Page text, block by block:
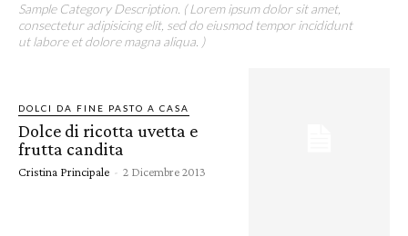
Sample Category Description. ( Lorem ipsum dolor sit amet,
consectetur adipisicing elit, sed do eiusmod tempor incididunt
ut labore et dolore magna aliqua. )
DOLCI DA FINE PASTO A CASA
Dolce di ricotta uvetta e
frutta candita
Cristina Principale - 2 Dicembre 2013